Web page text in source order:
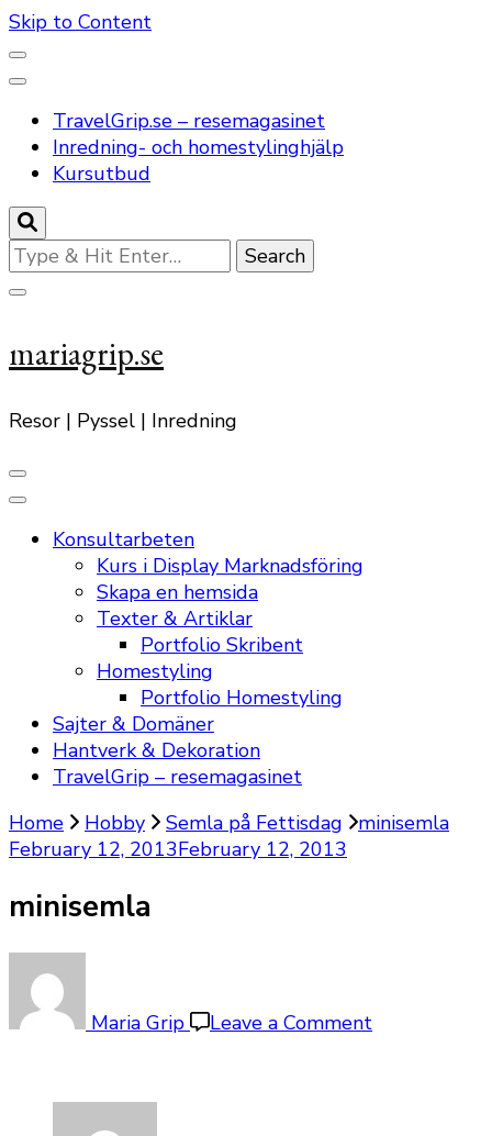
Skip to Content
TravelGrip.se – resemagasinet
Inredning- och homestylinghjälp
Kursutbud
Looking
for
Something?
mariagrip.se
Resor | Pyssel | Inredning
Konsultarbeten
Kurs i Display Marknadsföring
Skapa en hemsida
Texter & Artiklar
Portfolio Skribent
Homestyling
Portfolio Homestyling
Sajter & Domäner
Hantverk & Dekoration
TravelGrip – resemagasinet
Home
Hobby Semla på Fettisdag
minisemla
February 12, 2013February 12, 2013
minisemla
Maria Grip Leave a Comment